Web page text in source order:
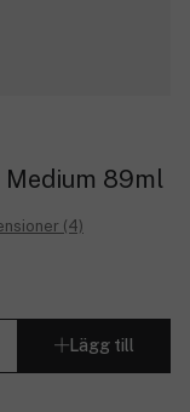
Medium 89ml
(4)
Lägg till